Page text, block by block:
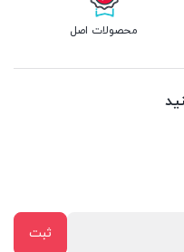
محصولات اصل